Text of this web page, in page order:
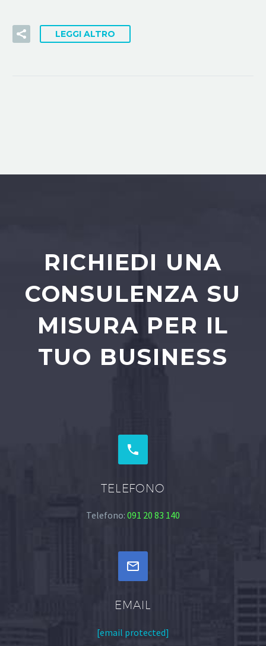
LEGGI ALTRO
RICHIEDI UNA
CONSULENZA SU
MISURA PER IL
TUO BUSINESS


TELEFONO
Telefono: 091 20 83 140


EMAIL
[email protected]